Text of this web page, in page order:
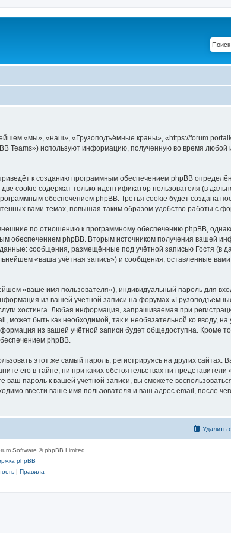
«мы», «наш», «Грузоподъёмные краны», «https://
Teams») используют информацию, полученную во время любой
к созданию программным обеспечением phpBB
cookie содержат только идентификатор пользователя (в
обеспечением phpBB. Третья cookie будет создана
вами темах, повышая таким образом удобство работы с
по отношению к программному обеспечению phpBB,
обеспечением phpBB. Вторым источником получения вашей
сообщения, размещённые под учётной записью Гостя (в
«ваша учётная запись») и сообщения, оставленные вами
«ваше имя пользователя»), индивидуальный пароль для
из вашей учётной записи на форумах
хостинга. Любая информация, запрашиваемая при
быть как необходимой, так и необязательной ко вводу,
из вашей учётной записи будет общедоступна. Кроме
phpBB.
этот же самый пароль, регистрируясь на других сайтах.
его в тайне, ни при каких обстоятельствах ни
пароль к вашей учётной записи, вы сможете
ввести ваше имя пользователя и ваш адрес email, после
Удалить
Software © phpBB Limited
phpBB
| Правила